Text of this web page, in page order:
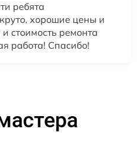
ребята
хорошие цены и
стоимость ремонта
работа! Спасибо!